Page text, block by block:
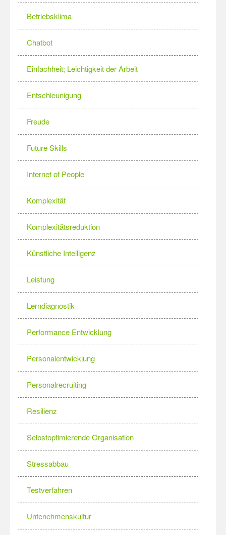
Betriebsklima
Chatbot
Einfachheit; Leichtigkeit der Arbeit
Entschleunigung
Freude
Future Skills
Internet of People
Komplexität
Komplexitätsreduktion
Künstliche Intelligenz
Leistung
Lerndiagnostik
Performance Entwicklung
Personalentwicklung
Personalrecruiting
Resilienz
Selbstoptimierende Organisation
Stressabbau
Testverfahren
Untenehmenskultur